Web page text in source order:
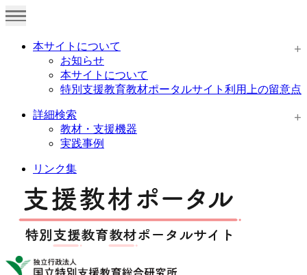
本サイトについて
お知らせ
本サイトについて
特別支援教育教材ポータルサイト利用上の留意点
詳細検索
教材・支援機器
実践事例
リンク集